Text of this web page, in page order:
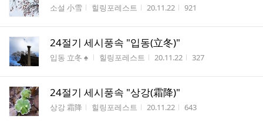
게시판명
소설 小雪 작성자
힐링포레스트 작성시간
20.11.22 조회수
921
24절기 세시풍속 "입동(立冬)"
게시판명
입동 立冬 ♠ 작성자
힐링포레스트 작성시간
20.11.22 조회수
327
24절기 세시풍속 "상강(霜降)"
게시판명
상강 霜降 작성자
힐링포레스트 작성시간
20.11.22 조회수
643